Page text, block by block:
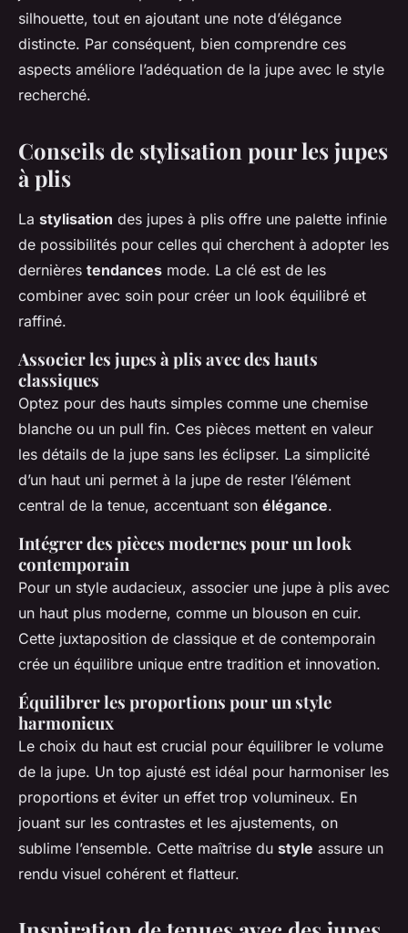
silhouette, tout en ajoutant une note d’élégance
distincte. Par conséquent, bien comprendre ces
aspects améliore l’adéquation de la jupe avec le style
recherché.
Conseils de stylisation pour les jupes
à plis
La stylisation des jupes à plis offre une palette infinie
de possibilités pour celles qui cherchent à adopter les
dernières tendances mode. La clé est de les
combiner avec soin pour créer un look équilibré et
raffiné.
Associer les jupes à plis avec des hauts
classiques
Optez pour des hauts simples comme une chemise
blanche ou un pull fin. Ces pièces mettent en valeur
les détails de la jupe sans les éclipser. La simplicité
d’un haut uni permet à la jupe de rester l’élément
central de la tenue, accentuant son élégance.
Intégrer des pièces modernes pour un look
contemporain
Pour un style audacieux, associer une jupe à plis avec
un haut plus moderne, comme un blouson en cuir.
Cette juxtaposition de classique et de contemporain
crée un équilibre unique entre tradition et innovation.
Équilibrer les proportions pour un style
harmonieux
Le choix du haut est crucial pour équilibrer le volume
de la jupe. Un top ajusté est idéal pour harmoniser les
proportions et éviter un effet trop volumineux. En
jouant sur les contrastes et les ajustements, on
sublime l’ensemble. Cette maîtrise du style assure un
rendu visuel cohérent et flatteur.